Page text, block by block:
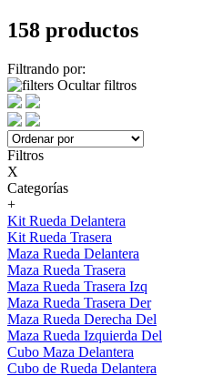
158 productos
Filtrando por:
Ocultar filtros
Filtros
X
Categorías
+
Kit Rueda Delantera
Kit Rueda Trasera
Maza Rueda Delantera
Maza Rueda Trasera
Maza Rueda Trasera Izq
Maza Rueda Trasera Der
Maza Rueda Derecha Del
Maza Rueda Izquierda Del
Cubo Maza Delantera
Cubo de Rueda Delantera